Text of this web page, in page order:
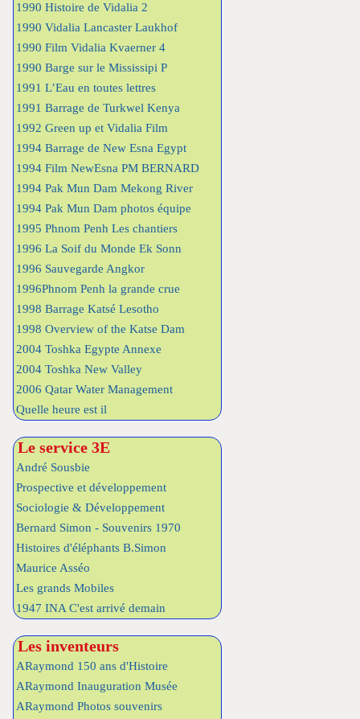
1990 Histoire de Vidalia 2
1990 Vidalia Lancaster Laukhof
1990 Film Vidalia Kvaerner 4
1990 Barge sur le Mississipi P
1991 L’Eau en toutes lettres
1991 Barrage de Turkwel Kenya
1992 Green up et Vidalia Film
1994 Barrage de New Esna Egypt
1994 Film NewEsna PM BERNARD
1994 Pak Mun Dam Mekong River
1994 Pak Mun Dam photos équipe
1995 Phnom Penh Les chantiers
1996 La Soif du Monde Ek Sonn
1996 Sauvegarde Angkor
1996Phnom Penh la grande crue
1998 Barrage Katsé Lesotho
1998 Overview of the Katse Dam
2004 Toshka Egypte Annexe
2004 Toshka New Valley
2006 Qatar Water Management
Quelle heure est il
Le service 3E
André Sousbie
Prospective et développement
Sociologie & Développement
Bernard Simon - Souvenirs 1970
Histoires d'éléphants B.Simon
Maurice Asséo
Les grands Mobiles
1947 INA C'est arrivé demain
Les inventeurs
ARaymond 150 ans d'Histoire
ARaymond Inauguration Musée
ARaymond Photos souvenirs